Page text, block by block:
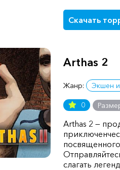
Скачать
Arthas 2
Жанр: Экшен
0
Arthas 2 —
слагать